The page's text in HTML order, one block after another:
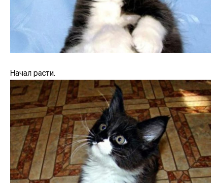
Начал расти.